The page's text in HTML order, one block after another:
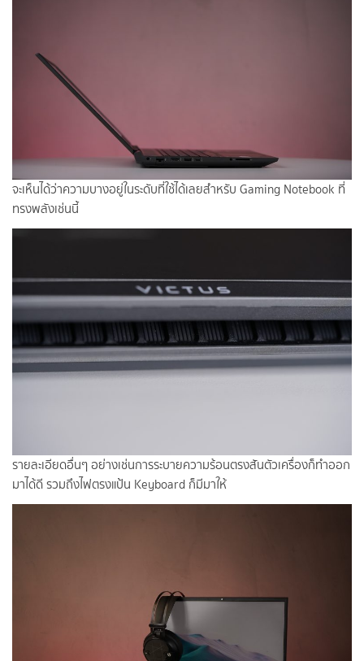
จะเห็นได้ว่าความบางอยู่ในระดับที่ใช้ได้เลยสำหรับ Gaming Notebook ที่
ทรงพลังเช่นนี้
รายละเอียดอื่นๆ อย่างเช่นการระบายความร้อนตรงสันตัวเครื่องก็ทำออก
มาได้ดี รวมถึงไฟตรงแป้น Keyboard ก็มีมาให้